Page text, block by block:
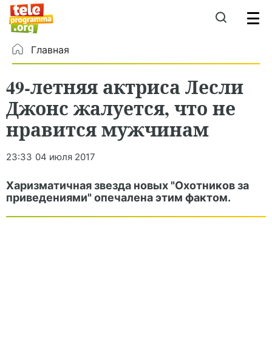
Главная
49-летняя актриса Лесли
Джонс жалуется, что не
нравится мужчинам
23:33 04 июля 2017
Харизматичная звезда новых "Охотников за
приведениями" опечалена этим фактом.